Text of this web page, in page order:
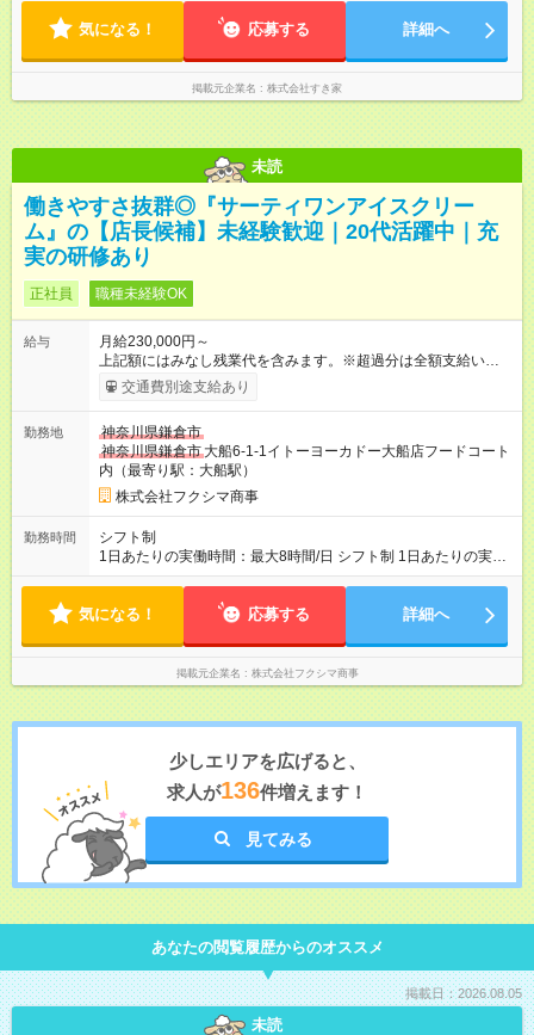
のシフトを組んでいます。 ★各店舗のサポートのために本社に
気になる！ 応募する 詳細へ
掲載元企業名 株式会社すき家
未読
働きやすさ抜群◎『サーティワンアイスクリー
ム』の【店長候補】未経験歓迎｜20代活躍中｜充
実の研修あり
正社員 職種未経験OK
給与
月給230,000円～
上記額にはみなし残業代を含みます。※超過分は全額支給いたし
ます。 みなし残業代 29,050円 以上 みなし残業時間 20時
間 ～ 30時間 ※上記の給与には、固定残業代（20時間分：2万
接時に話し合いのうえ、入社時給与を決定。 ※数字だけで社員
を評価することはしません。業態や季節に売上が左右されるた
め、日頃の頑張りを正当に評価して給与に反映します。 ※他業
態への異動になった場合、再び店長候補からのスタートになり
ますが、その場合も給与は下がりません。 ★入社1年目の年収実
績 27歳：400万円、32歳：450万円、41歳：550万円 【試用期
間】試用期間あり 試用期間の長さ：3ヶ月 雇用形態、給与は本
交通費別途支給あり
勤務地
神奈川県鎌倉市
神奈川県鎌倉市 大船6-1-1イトーヨーカドー大船店フードコート
内（最寄り駅：大船駅）
株式会社フクシマ商事
勤務時間
シフト制
1日あたりの実働時間：最大8時間/日 シフト制 1日あたりの実働
時間：8時間 ▼シフト例 ・9時00分～18時00分 ・13時00分～22
気になる！ 応募する 詳細へ
掲載元企業名 株式会社フクシマ商事
少しエリアを広げると、
求人が136件増えます！
見てみる
あなたの閲覧履歴からのオススメ
掲載日：2026.08.05
未読